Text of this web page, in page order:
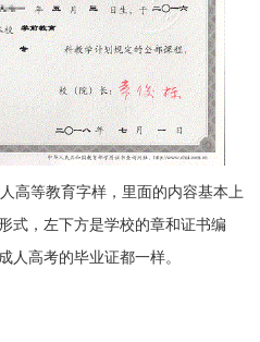
高等教育字样，里面的内容基本上
式，左下方是学校的章和证书编
人高考的毕业证都一样。